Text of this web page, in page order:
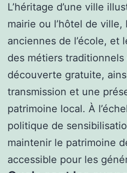
L’héritage d’une ville
mairie ou l’hôtel de ville,
anciennes de l’école, et
des métiers
découverte gratuite,
transmission et une
patrimoine local. À
politique de
maintenir le patrimoine
accessible pour les